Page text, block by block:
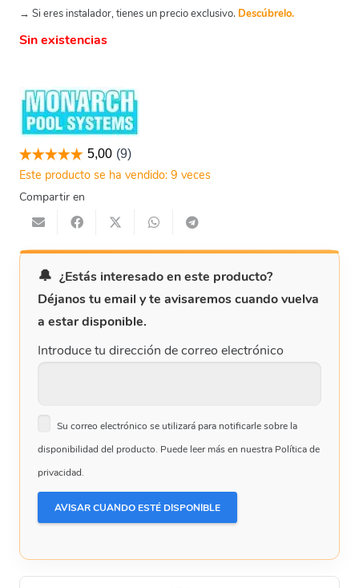
→ Si eres instalador, tienes un precio exclusivo. Descúbrelo.
Sin existencias
Este producto se ha vendido: 9 veces
Compartir en
¿Estás interesado en este producto?
Déjanos tu email y te avisaremos cuando vuelva
a estar disponible.
Introduce tu dirección de correo electrónico
Su correo electrónico se utilizará para notificarle sobre la
disponibilidad del producto. Puede leer más en nuestra Política de
privacidad.